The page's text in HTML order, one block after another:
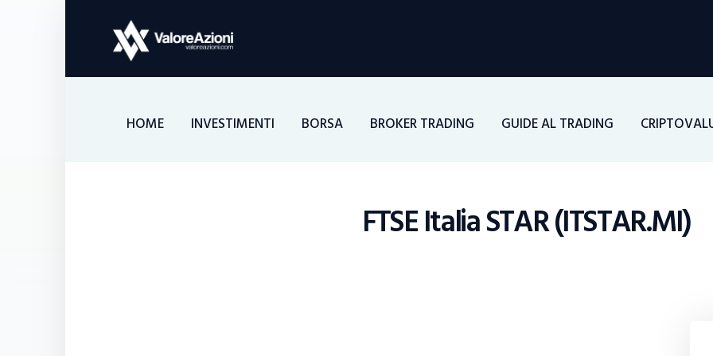
HOME INVESTIMENTI BORSA BROKER TRADING GUIDE AL TRADING
FTSE Italia STAR (ITSTAR.MI)
Investimenti
Borsa
Guide Al Trading